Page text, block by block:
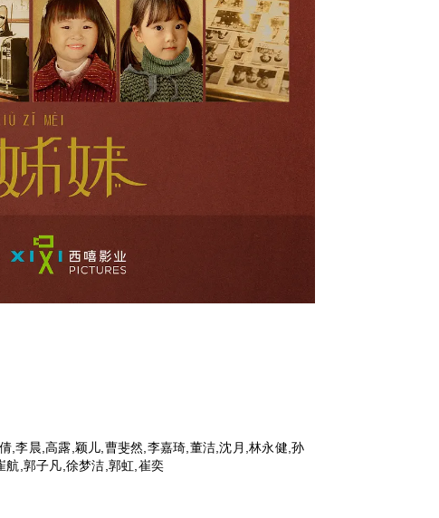
,李晨,高露,颖儿,曹斐然,李嘉琦,董洁,沈月,林永健,孙
航,郭子凡,徐梦洁,郭虹,崔奕